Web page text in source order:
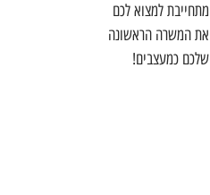
מתחייבת למצוא לכם
את המשרה הראשונה
שלכם כמעצבים!